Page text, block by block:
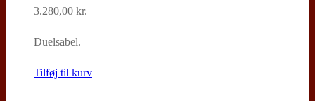
3.280,00 kr.
Duelsabel.
Tilføj til kurv